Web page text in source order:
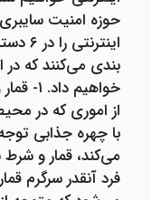
حوزه امنیت
بندی می‌کنند که در
خواهیم
از اموری که در
با چهره جذابی
می‌کند، قمار و
فرد آنقدر سرگرم